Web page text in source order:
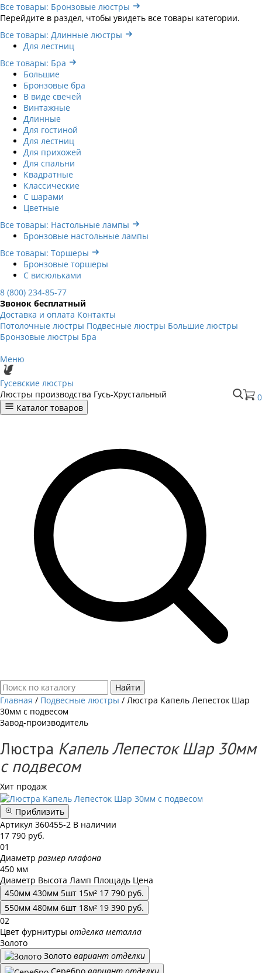
Все товары: Бронзовые люстры
Перейдите в раздел, чтобы увидеть все товары категории.
Все товары: Длинные люстры
Для лестниц
Все товары: Бра
Большие
Бронзовые бра
В виде свечей
Винтажные
Длинные
Для гостиной
Для лестниц
Для прихожей
Для спальни
Квадратные
Классические
С шарами
Цветные
Все товары: Настольные лампы
Бронзовые настольные лампы
Все товары: Торшеры
Бронзовые торшеры
С висюльками
8 (800) 234-85-77
Звонок бесплатный
Доставка и оплата Контакты
Потолочные люстры Подвесные люстры Большие люстры
Бронзовые люстры Бра
Меню
Гусевские люстры
0
Люстры производства Гусь-Хрустальный
Каталог товаров
Найти
Главная / Подвесные люстры / Люстра Капель Лепесток Шар
30мм с подвесом
Завод-производитель
Люстра Капель Лепесток Шар 30мм
с подвесом
Хит продаж
Приблизить
Артикул 360455-2 В наличии
17 790 руб.
01
Диаметр размер плафона
450 мм
Диаметр Высота Ламп Площадь Цена
450мм 430мм 5шт 15м² 17 790 руб.
550мм 480мм 6шт 18м² 19 390 руб.
02
Цвет фурнитуры отделка металла
Золото
Золото вариант отделки